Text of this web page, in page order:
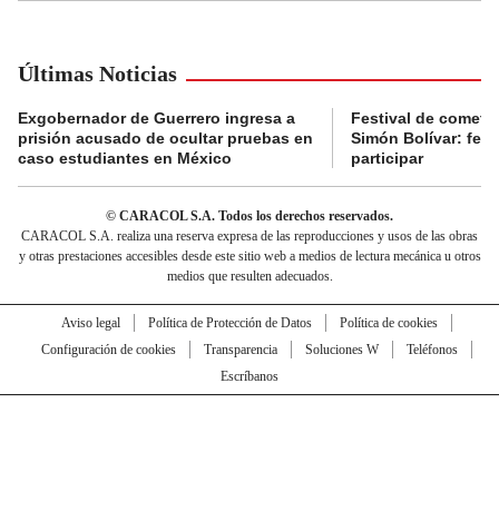
Últimas Noticias
Exgobernador de Guerrero ingresa a
prisión acusado de ocultar pruebas en
caso estudiantes en México
Festival de
Simón Bolívar:
participar
© CARACOL S.A. Todos los derechos reservados.
CARACOL S.A. realiza una reserva expresa de las reproducciones y usos de las obras
y otras prestaciones accesibles desde este sitio web a medios de lectura mecánica u otros
medios que resulten adecuados.
Aviso legal Política de Protección de Datos
Política de cookies
Configuración de cookies
Transparencia Soluciones W
Teléfonos
Escríbanos